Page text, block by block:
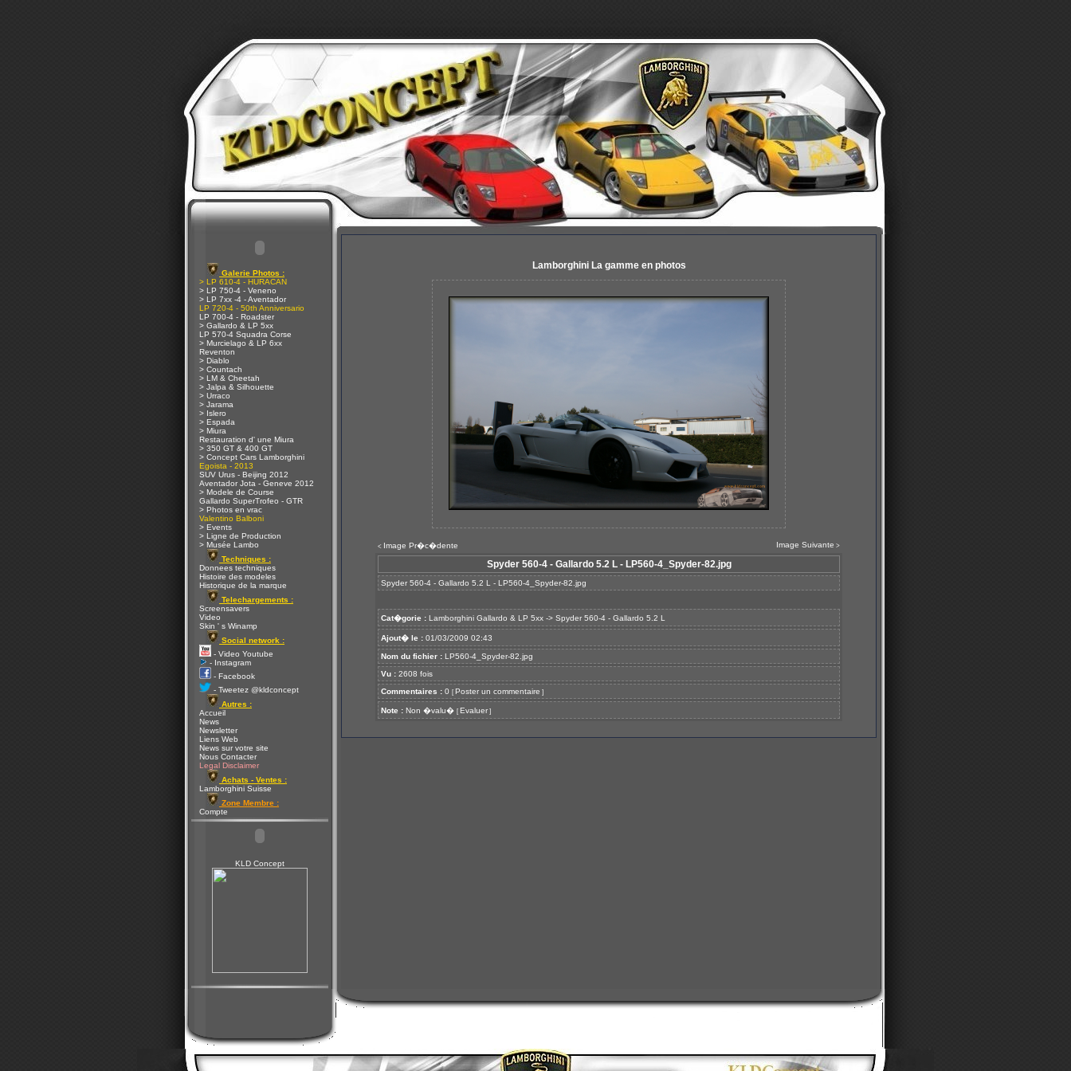
Galerie Photos :
> LP 610-4 - HURACAN
> LP 750-4 - Veneno
> LP 7xx -4 - Aventador
LP 720-4 - 50th Anniversario
LP 700-4 - Roadster
> Gallardo & LP 5xx
LP 570-4 Squadra Corse
> Murcielago & LP 6xx
Reventon
> Diablo
> Countach
> LM & Cheetah
> Jalpa & Silhouette
> Urraco
> Jarama
> Islero
> Espada
> Miura
Restauration d' une Miura
> 350 GT & 400 GT
> Concept Cars Lamborghini
Egoista - 2013
SUV Urus - Beijing 2012
Aventador Jota - Geneve 2012
> Modele de Course
Gallardo SuperTrofeo - GTR
> Photos en vrac
Valentino Balboni
> Events
> Ligne de Production
> Musée Lambo
Techniques :
Donnees techniques
Histoire des modeles
Historique de la marque
Telechargements :
Screensavers
Video
Skin ' s Winamp
Social network :
- Video Youtube
- Instagram
- Facebook
- Tweetez @kldconcept
Autres :
Accueil
News
Newsletter
Liens Web
News sur votre site
Nous Contacter
Legal Disclaimer
Achats - Ventes :
Lamborghini Suisse
Zone Membre :
Compte
KLD Concept
Lamborghini La gamme en photos
< Image Pr�c�dente Image Suivante >
Spyder 560-4 - Gallardo 5.2 L - LP560-4_Spyder-82.jpg
Spyder 560-4 - Gallardo 5.2 L - LP560-4_Spyder-82.jpg
Cat�gorie : Lamborghini Gallardo & LP 5xx -> Spyder 560-4 - Gallardo 5.2 L
Ajout� le : 01/03/2009 02:43
Nom du fichier : LP560-4_Spyder-82.jpg
Vu : 2608 fois
Commentaires : 0 [ Poster un commentaire ]
Note : Non �valu� [ Evaluer ]